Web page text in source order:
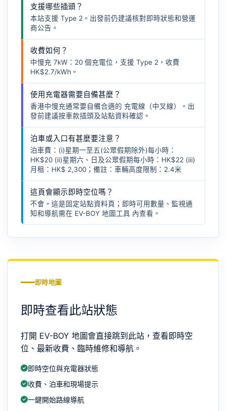
支援哪些插頭？
本站支援 Type 2。出發前仍建議核對即時狀態和營運
商公告。
收費如何？
中慢充 7kW：20 個充電位，支援 Type 2，收費
HK$2.7/kWh。
使用充電器需要自備甚麼？
香港中慢充通常要自備合適的 充電線（中叉線）
。出
發前建議按車款插頭及站點資料確認。
泊車或入口有甚麼要注意？
泊車費：(i)星期一至五(公眾假期除外)每小時：
HK$20 (ii)星期六、日及公眾假期每小時：HK$22 (iii)
月租：HK$ 2,300；備註：車輛高度限制：2.4米
這頁會顯示即時空位嗎？
不會。這是固定站點資料頁；即時可用數量、監視通
知和導航需在 EV-BOY 地圖工具 內查看。
即時地圖
即時查看此站狀態
打開 EV-BOY 地圖會直接跳到此站，查看即時空
位、最新收費、臨時維修和導航。
即時空位與充電器狀態
收費、泊車和現場提示
一鍵開始路線導航